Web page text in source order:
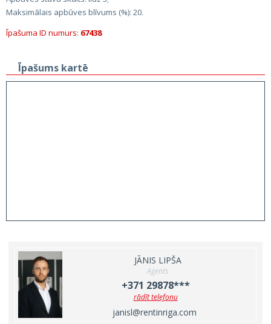
Maksimālais apbūves blīvums (%): 20.
Īpašuma ID numurs: 67438
Īpašums kartē
JĀNIS LIPŠA
Aģents
+371 29878***
rādīt telefonu
janisl@rentinriga.com